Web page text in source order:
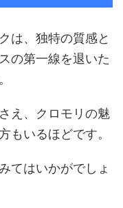
は、独特の質感と
の第一線を退いた
え、クロモリの魅
もいるほどです。
てはいかがでしょ